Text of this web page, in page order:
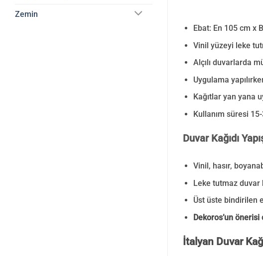
Zemin
Ebat: En 105 cm x
Vinil yüzeyi leke
Alçılı duvarlarda
Uygulama
Kağıtlar yan yana
Kullanım süresi
Duvar Kağıdı
Vinil, hasır,
Leke tutmaz duvar
Üst üste bindirilen
Dekoros’un
İtalyan Duvar